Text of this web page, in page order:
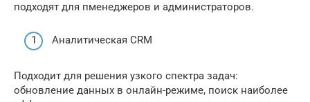
подходят для пменеджеров и администраторов.
Аналитическая CRM
Подходит для решения узкого спектра задач:
обновление данных в онлайн-режиме, поиск наиболее